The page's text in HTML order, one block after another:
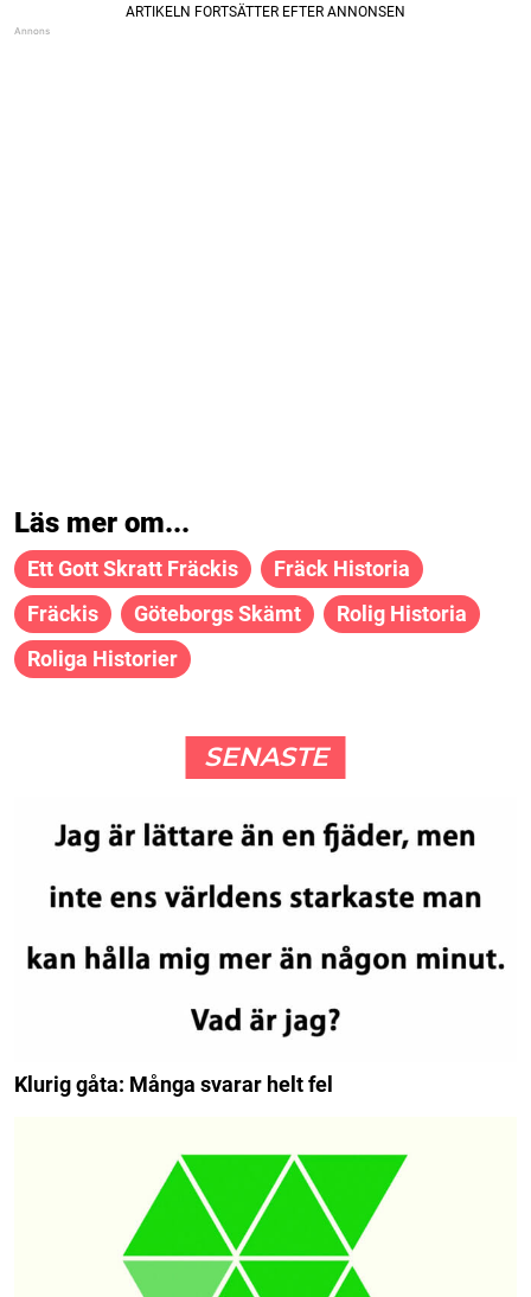
Läs mer om...
Ett Gott Skratt Fräckis
Fräck Historia
Fräckis
Göteborgs Skämt
Rolig Historia
Roliga Historier
SENASTE
Klurig gåta: Många svarar helt fel